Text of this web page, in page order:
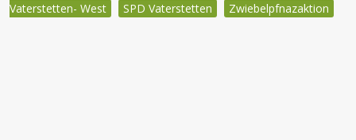
Vaterstetten- West
SPD Vaterstetten Zwiebelpfnazaktion